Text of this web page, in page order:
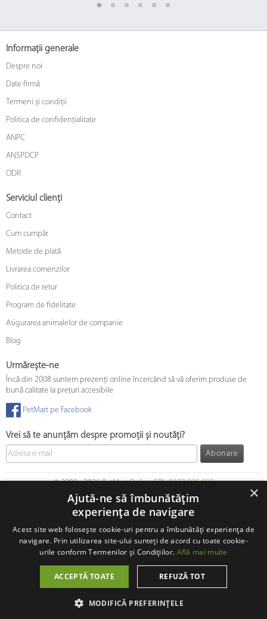
Informații generale
Despre noi
Date firmă
Termeni și condiții
Politica de confidențialitate
ANPC
ANSPDCP
ODR
Serviciul clienți
Contact
Cum cumpăr
Metode de plată
Livrarea comenzilor
Politica de retur
Program de fidelitate
Asigurarea animalelor de companie
Blog
Urmărește-ne
Încă din 2008 suntem prezenți online încercând să vă oferim produse de
bună calitate la prețuri accesibile
PetMart pe Facebook
Vrei să te anunțăm despre promoții și noutăți?
Abonare
© 2008 - 2026 PetMart Online SRL.0372 905 900
×
Ajută-ne să îmbunătățim
experiența de navigare
Acest site web folosește cookie-uri pentru a îmbunătăți experiența de
navigare. Prin utilizarea site-ului sunteți de acord cu toate cookie-
urile conform Termenilor și Condițiilor. Află mai multe
ACCEPTĂ TOATE REFUZĂ TOT
MODIFICĂ PREFERINȚELE